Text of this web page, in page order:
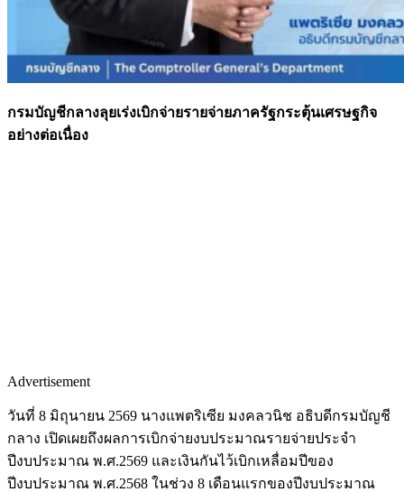
กรมบัญชีกลางลุยเร่งเบิกจ่ายรายจ่ายภาครัฐกระตุ้นเศรษฐกิจ
อย่างต่อเนื่อง
Advertisement
วันที่ 8 มิถุนายน 2569 นางแพตริเซีย มงคลวนิช อธิบดีกรมบัญชี
กลาง เปิดเผยถึงผลการเบิกจ่ายงบประมาณรายจ่ายประจำ
ปีงบประมาณ พ.ศ.2569 และเงินกันไว้เบิกเหลื่อมปีของ
ปีงบประมาณ พ.ศ.2568 ในช่วง 8 เดือนแรกของปีงบประมาณ